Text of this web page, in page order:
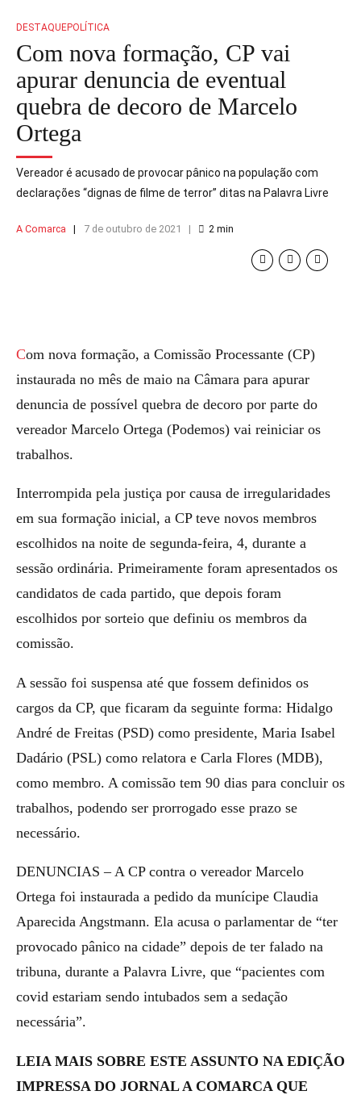
DESTAQUEPOLÍTICA
Com nova formação, CP vai
apurar denuncia de eventual
quebra de decoro de Marcelo
Ortega
Vereador é acusado de provocar pânico na população com
declarações “dignas de filme de terror” ditas na Palavra Livre
A Comarca 7 de outubro de 2021 2 min
Com nova formação, a Comissão Processante (CP)
instaurada no mês de maio na Câmara para apurar
denuncia de possível quebra de decoro por parte do
vereador Marcelo Ortega (Podemos) vai reiniciar os
trabalhos.
Interrompida pela justiça por causa de irregularidades
em sua formação inicial, a CP teve novos membros
escolhidos na noite de segunda-feira, 4, durante a
sessão ordinária. Primeiramente foram apresentados os
candidatos de cada partido, que depois foram
escolhidos por sorteio que definiu os membros da
comissão.
A sessão foi suspensa até que fossem definidos os
cargos da CP, que ficaram da seguinte forma: Hidalgo
André de Freitas (PSD) como presidente, Maria Isabel
Dadário (PSL) como relatora e Carla Flores (MDB),
como membro. A comissão tem 90 dias para concluir os
trabalhos, podendo ser prorrogado esse prazo se
necessário.
DENUNCIAS – A CP contra o vereador Marcelo
Ortega foi instaurada a pedido da munícipe Claudia
Aparecida Angstmann. Ela acusa o parlamentar de “ter
provocado pânico na cidade” depois de ter falado na
tribuna, durante a Palavra Livre, que “pacientes com
covid estariam sendo intubados sem a sedação
necessária”.
LEIA MAIS SOBRE ESTE ASSUNTO NA EDIÇÃO
IMPRESSA DO JORNAL A COMARCA QUE